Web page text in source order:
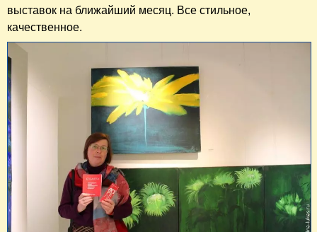
выставок на ближайший месяц. Все стильное,
качественное.